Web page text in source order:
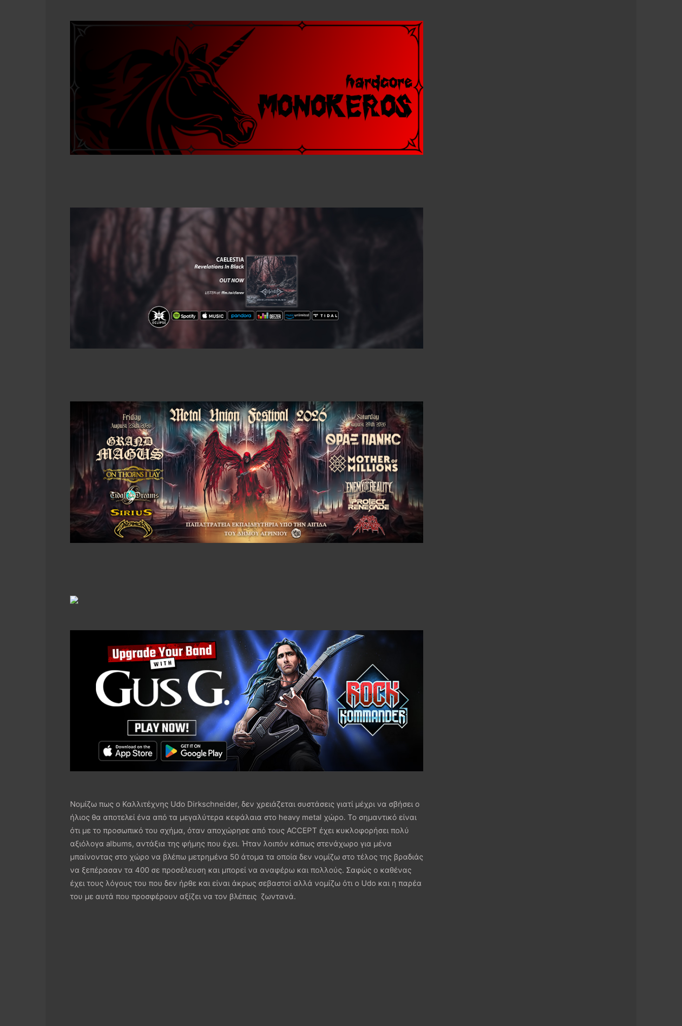
Νομίζω πως ο Καλλιτέχνης Udo Dirkschneider, δεν χρειάζεται συστάσεις γιατί μέχρι να σβήσει ο
ήλιος θα αποτελεί ένα από τα μεγαλύτερα κεφάλαια στο heavy metal χώρο. Το σημαντικό είναι
ότι με το προσωπικό του σχήμα, όταν αποχώρησε από τους ACCEPT έχει κυκλοφορήσει πολύ
αξιόλογα albums, αντάξια της φήμης που έχει. Ήταν λοιπόν κάπως στενάχωρο για μένα
μπαίνοντας στο χώρο να βλέπω μετρημένα 50 άτομα τα οποία δεν νομίζω στο τέλος της βραδιάς
να ξεπέρασαν τα 400 σε προσέλευση και μπορεί να αναφέρω και πολλούς. Σαφώς ο καθένας
έχει τους λόγους του που δεν ήρθε και είναι άκρως σεβαστοί αλλά νομίζω ότι ο Udo και η παρέα
του με αυτά που προσφέρουν αξίζει να τον βλέπεις ζωντανά.